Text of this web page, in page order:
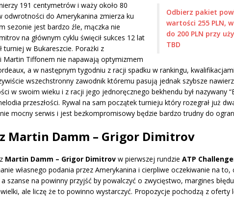
Odbierz pakiet
wartości 255 PLN,
do 200 PLN przy
TBD
191 centymetrów i waży około 80
odwrotności do Amerykanina zmierza ku
sezonie jest bardzo źle, mączka nie
na głównym cyklu święcił sukces 12 lat
turniej w Bukareszcie. Porażki z
Martin Tiffonem nie napawają optymizmem
a w następnym tygodniu z racji spadku w rankingu,
wszechstronny zawodnik któremu pasują jednak szybsze
w swoim wieku i z racji jego jednoręcznego bekhendu był nazywany
przeszłości. Rywal na sam początek turnieju który rozegrał już
mocny serwis i jest bezkompromisowy będzie bardzo trudny do
Martin Damm – Grigor Dimitrov
Martin Damm – Grigor Dimitrov w pierwszej rundzie ATP
własnego podania przez Amerykanina i cierpliwe oczekiwanie na to,
szanse na powinny przyjść by powalczyć o zwycięstwo, margines błędu
ale liczę że to powinno wystarczyć. Propozycje pochodzą z oferty